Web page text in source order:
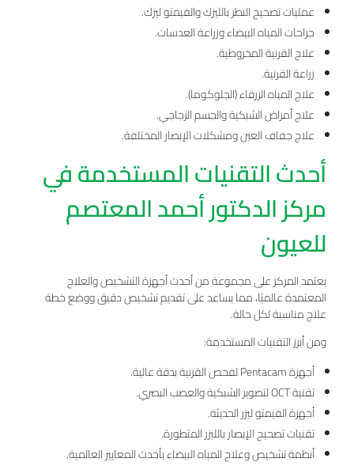
عمليات تصحيح النظر بالليزك والفيمتو ليزك.
جراحات المياه البيضاء وزراعة العدسات.
علاج القرنية المخروطية.
زراعة القرنية.
علاج المياه الزرقاء (الجلوكوما).
علاج أمراض الشبكية والجسم الزجاجي.
علاج جفاف العين ومشكلات الإبصار المختلفة.
أحدث التقنيات المستخدمة في
مركز الدكتور أحمد المعتصم
للعيون
يعتمد المركز على مجموعة من أحدث أجهزة التشخيص والعلاج
المعتمدة عالميًا، مما يساعد على تقديم تشخيص دقيق ووضع خطة
علاج مناسبة لكل حالة.
ومن أبرز التقنيات المستخدمة:
أجهزة Pentacam لفحص القرنية بدقة عالية.
تقنية OCT لتصوير الشبكية والعصب البصري.
أجهزة الفيمتو ليزر الحديثة.
تقنيات تصحيح الإبصار بالليزر المتطورة.
أنظمة تشخيص وعلاج المياه البيضاء بأحدث المعايير العالمية.